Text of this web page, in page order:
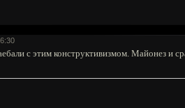
с этим конструктивизмом. Майонез и